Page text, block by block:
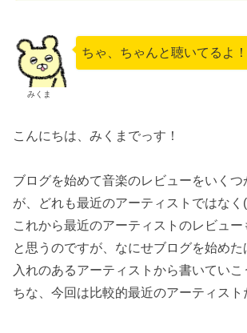
みくま
ちゃ、ちゃんと聴いてるよ！
こんにちは、みくまでっす！
ブログを始めて音楽のレビューをいくつ
が、どれも最近のアーティストではなく
これから最近のアーティストのレビュ
と思うのですが、なにせブログを始め
入れのあるアーティストから書いていこ
ちな、今回は比較的最近のアーティスト